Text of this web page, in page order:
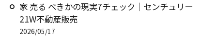
家 売る べきかの現実7チェック｜センチュリー
21W不動産販売
2026/05/17